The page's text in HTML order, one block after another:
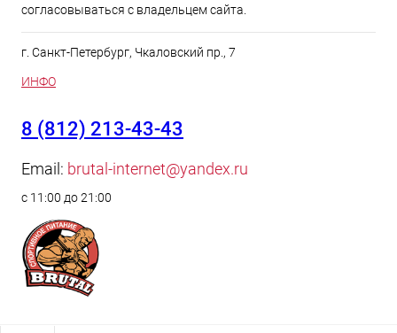
согласовываться с владельцем сайта.
г. Санкт-Петербург, Чкаловский пр., 7
ИНФО
8 (812) 213-43-43
Email: brutal-internet@yandex.ru
с 11:00 до 21:00